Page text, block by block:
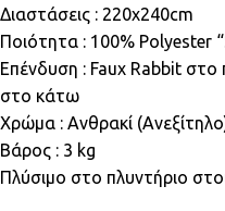
Διαστάσεις : 220x240cm
Ποιότητα : 100% Polyester
Επένδυση : Faux Rabbit
στο κάτω
Χρώμα : Ανθρακί
Βάρος : 3 kg
Πλύσιμο στο πλυντήριο